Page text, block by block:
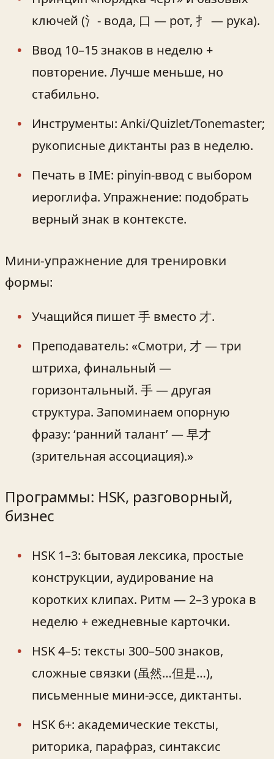
ключей (氵- вода, 口 — рот, 扌 — рука).
Ввод 10–15 знаков в неделю +
повторение. Лучше меньше, но
стабильно.
Инструменты: Anki/Quizlet/Tonemaster;
рукописные диктанты раз в неделю.
Печать в IME: pinyin‑ввод с выбором
иероглифа. Упражнение: подобрать
верный знак в контексте.
Мини‑упражнение для тренировки
формы:
Учащийся пишет 手 вместо 才.
Преподаватель: «Смотри, 才 — три
штриха, финальный —
горизонтальный. 手 — другая
структура. Запоминаем опорную
фразу: ‘ранний талант’ — 早才
(зрительная ассоциация).»
Программы: HSK, разговорный,
бизнес
HSK 1–3: бытовая лексика, простые
конструкции, аудирование на
коротких клипах. Ритм — 2–3 урока в
неделю + ежедневные карточки.
HSK 4–5: тексты 300–500 знаков,
сложные связки (虽然…但是…),
письменные мини‑эссе, диктанты.
HSK 6+: академические тексты,
риторика, парафраз, синтаксис